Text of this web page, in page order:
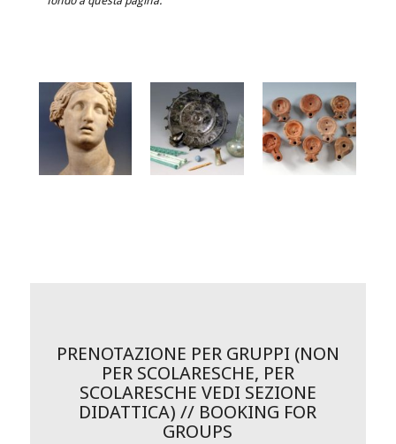
PRENOTAZIONE PER GRUPPI (NON
PER SCOLARESCHE, PER
SCOLARESCHE VEDI SEZIONE
DIDATTICA) // BOOKING FOR
GROUPS